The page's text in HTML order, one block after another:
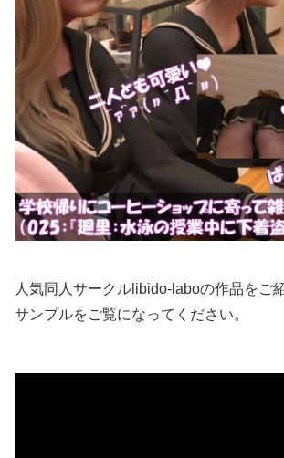
人気同人サークルlibido-laboの作品をご
サンプルをご覧になってください。